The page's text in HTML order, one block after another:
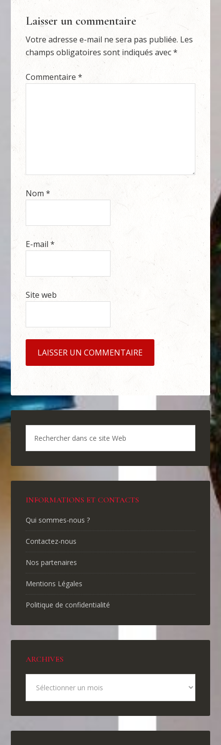
Laisser un commentaire
Votre adresse e-mail ne sera pas publiée. Les
champs obligatoires sont indiqués avec*
Commentaire*
Nom*
E-mail*
Site web
INFORMATIONS ET CONTACTS
Qui sommes-nous ?
Contactez-nous
Nos partenaires
Mentions Légales
Politique de confidentialité
ARCHIVES